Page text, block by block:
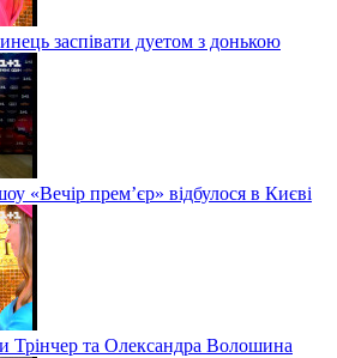
заспівати дуетом з донькою
«Вечір прем’єр» відбулося в Києві
Трінчер та Олександра Волошина